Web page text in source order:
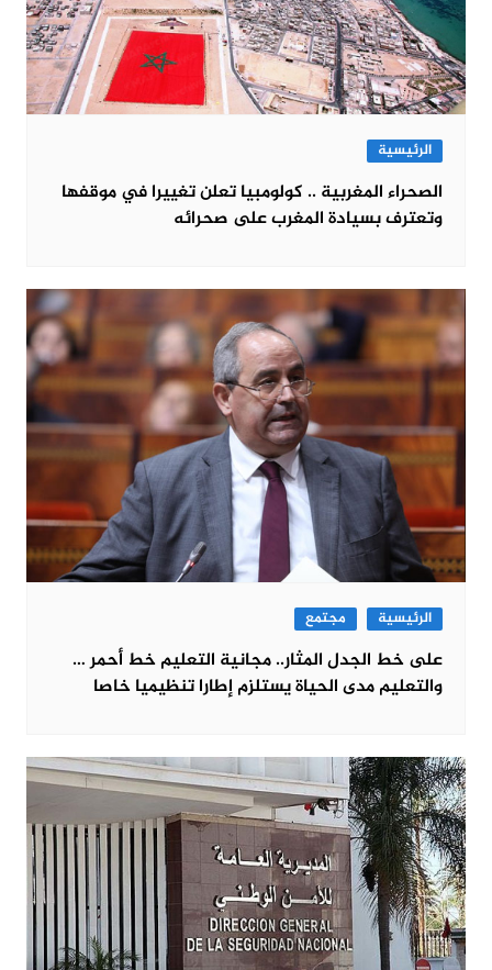
الرئيسية
الصحراء المغربية .. كولومبيا تعلن تغييرا في موقفها
وتعترف بسيادة المغرب على صحرائه
الرئيسية مجتمع
على خط الجدل المثار.. مجانية التعليم خط أحمر …
والتعليم مدى الحياة يستلزم إطارا تنظيميا خاصا